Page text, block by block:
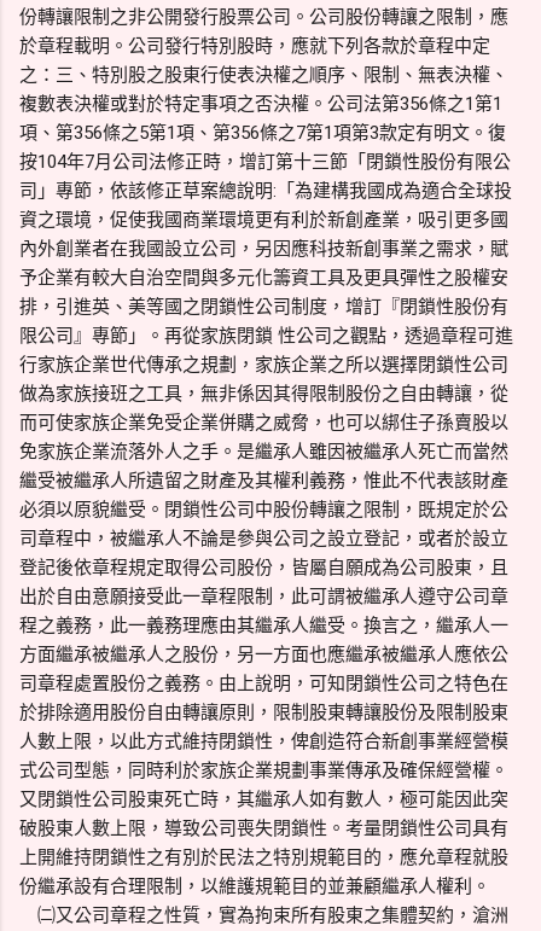
份轉讓限制之非公開發行股票公司。公司股份轉讓之限制，應
於章程載明。公司發行特別股時，應就下列各款於章程中定
之：三、特別股之股東行使表決權之順序、限制、無表決權、
複數表決權或對於特定事項之否決權。公司法第356條之1第1
項、第356條之5第1項、第356條之7第1項第3款定有明文。復
按104年7月公司法修正時，增訂第十三節「閉鎖性股份有限公
司」專節，依該修正草案總說明:「為建構我國成為適合全球投
資之環境，促使我國商業環境更有利於新創產業，吸引更多國
內外創業者在我國設立公司，另因應科技新創事業之需求，賦
予企業有較大自治空間與多元化籌資工具及更具彈性之股權安
排，引進英、美等國之閉鎖性公司制度，增訂『閉鎖性股份有
限公司』專節」。再從家族閉鎖 性公司之觀點，透過章程可進
行家族企業世代傳承之規劃，家族企業之所以選擇閉鎖性公司
做為家族接班之工具，無非係因其得限制股份之自由轉讓，從
而可使家族企業免受企業併購之威脅，也可以綁住子孫賣股以
免家族企業流落外人之手。是繼承人雖因被繼承人死亡而當然
繼受被繼承人所遺留之財產及其權利義務，惟此不代表該財產
必須以原貌繼受。閉鎖性公司中股份轉讓之限制，既規定於公
司章程中，被繼承人不論是參與公司之設立登記，或者於設立
登記後依章程規定取得公司股份，皆屬自願成為公司股東，且
出於自由意願接受此一章程限制，此可謂被繼承人遵守公司章
程之義務，此一義務理應由其繼承人繼受。換言之，繼承人一
方面繼承被繼承人之股份，另一方面也應繼承被繼承人應依公
司章程處置股份之義務。由上說明，可知閉鎖性公司之特色在
於排除適用股份自由轉讓原則，限制股東轉讓股份及限制股東
人數上限，以此方式維持閉鎖性，俾創造符合新創事業經營模
式公司型態，同時利於家族企業規劃事業傳承及確保經營權。
又閉鎖性公司股東死亡時，其繼承人如有數人，極可能因此突
破股東人數上限，導致公司喪失閉鎖性。考量閉鎖性公司具有
上開維持閉鎖性之有別於民法之特別規範目的，應允章程就股
份繼承設有合理限制，以維護規範目的並兼顧繼承人權利。
㈡又公司章程之性質，實為拘束所有股東之集體契約，滄洲